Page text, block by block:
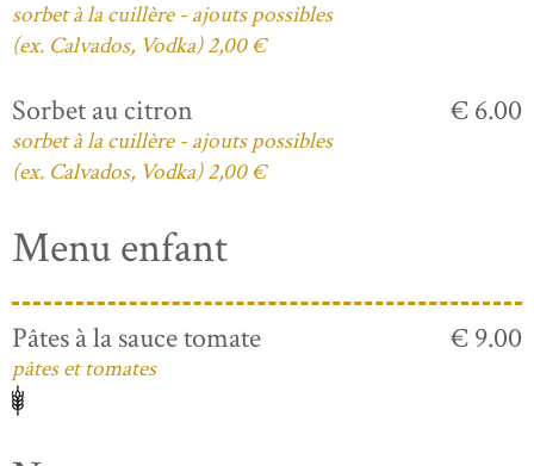
sorbet à la cuillère - ajouts possibles
(ex. Calvados, Vodka) 2,00 €
Sorbet au citron
sorbet à la cuillère - ajouts possibles
(ex. Calvados, Vodka) 2,00 €
€ 6.00
Menu enfant
Pâtes à la sauce tomate
pâtes et tomates
€ 9.00